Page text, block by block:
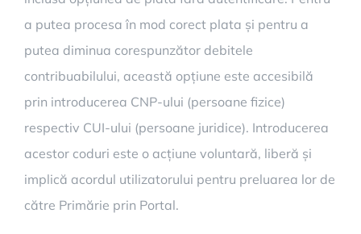
a putea procesa în mod corect plata și pentru a
putea diminua corespunzător debitele
contribuabilului, această opțiune este accesibilă
prin introducerea CNP-ului (persoane fizice)
respectiv CUI-ului (persoane juridice). Introducerea
acestor coduri este o acțiune voluntară, liberă și
implică acordul utilizatorului pentru preluarea lor de
către Primărie prin Portal.